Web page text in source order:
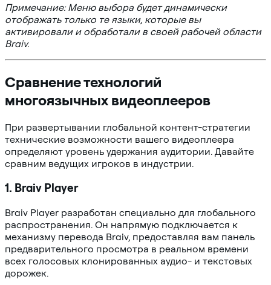
Примечание: Меню выбора будет динамически
отображать только те языки, которые вы
активировали и обработали в своей рабочей области
Braiv.
Сравнение технологий
многоязычных видеоплееров
При развертывании глобальной контент-стратегии
технические возможности вашего видеоплеера
определяют уровень удержания аудитории. Давайте
сравним ведущих игроков в индустрии.
1. Braiv Player
Braiv Player разработан специально для глобального
распространения. Он напрямую подключается к
механизму перевода Braiv, предоставляя вам панель
предварительного просмотра в реальном времени
всех голосовых клонированных аудио- и текстовых
дорожек.